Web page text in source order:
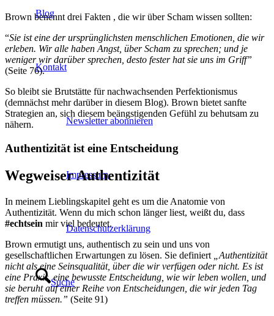
Blog
Kontakt
Newsletter abonnieren
Impressum
Datenschutzerklärung
Suche
Brown benennt drei Fakten , die wir über Scham wissen sollten:
“Sie ist eine der ursprünglichsten menschlichen Emotionen, die wir
erleben. Wir alle haben Angst, über Scham zu sprechen; und je
weniger wir darüber sprechen, desto fester hat sie uns im Griff”
(Seite 76).
So bleibt sie Brutstätte für nachwachsenden Perfektionismus
(demnächst mehr darüber in diesem Blog). Brown bietet sanfte
Strategien an, sich diesem beängstigenden Gefühl zu behutsam zu
nähern.
Authentizität ist eine Entscheidung
Wegweiser Authentizität
In meinem Lieblingskapitel geht es um die Anatomie von
Authentizität. Wenn du mich schon länger liest, weißt du, dass
#echtsein mir viel bedeutet.
Brown ermutigt uns, authentisch zu sein und uns von
gesellschaftlichen Erwartungen zu lösen. Sie definiert
„Authentizität
nicht als eine Seinsqualität, über die wir verfügen oder nicht. Es ist
eine Praxis, eine bewusste Entscheidung, wie wir leben wollen, und
sie beruht auf einer Reihe von Entscheidungen, die wir jeden Tag
treffen müssen.” (Seite 91)